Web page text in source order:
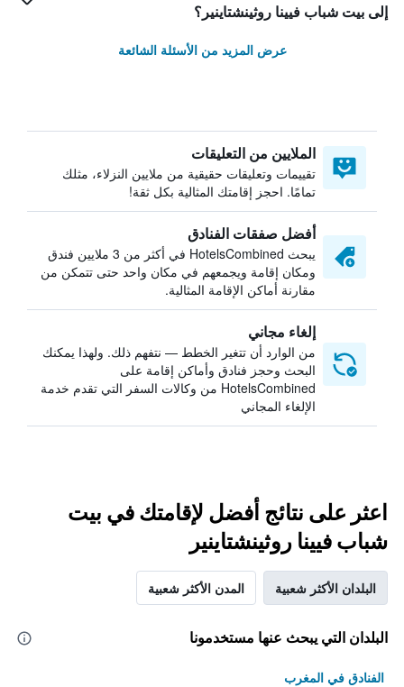
إلى بيت شباب فيينا روثينشتاينير؟
عرض المزيد من الأسئلة الشائعة
الملايين من التعليقات
تقييمات وتعليقات حقيقية من ملايين النزلاء، مثلك
تمامًا. احجز إقامتك المثالية بكل ثقة!
أفضل صفقات الفنادق
يبحث HotelsCombined في أكثر من 3 ملايين فندق
ومكان إقامة ويجمعهم في مكان واحد حتى تتمكن من
مقارنة أماكن الإقامة المثالية.
إلغاء مجاني
من الوارد أن تتغير الخطط — نتفهم ذلك. ولهذا يمكنك
البحث وحجز فنادق وأماكن إقامة على
HotelsCombined من وكالات السفر التي تقدم خدمة
الإلغاء المجاني
اعثر على نتائج أفضل لإقامتك في بيت
شباب فيينا روثينشتاينير
البلدان الأكثر شعبية المدن الأكثر شعبية
البلدان التي يبحث عنها مستخدمونا
الفنادق في المغرب